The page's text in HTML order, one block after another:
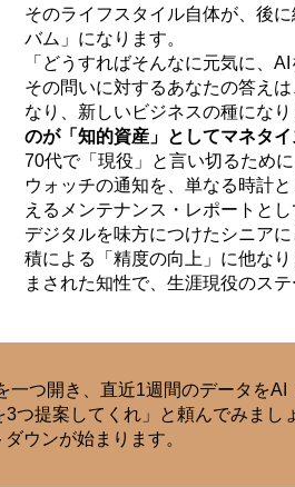
そのライフスタイル自体が、後
バム」になります。
「どうすればそんなに元気に、
その問いに対するあなたの答え
なり、新しいビジネスの種になり
のが「知的資産」としてマネタ
70代で「現役」と言い切るため
ウォッチの通知を、単なる時計
えるメンテナンス・レポートとし
デジタルを味方につけたシニア
積による「精度の向上」に他な
まされた知性で、生涯現役のステ
つ開き、直近1週間のデータを
提案してくれ」と頼んでみまし
ウンが始まります。